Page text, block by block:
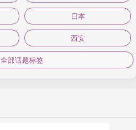
日本
西安
全部话题标签